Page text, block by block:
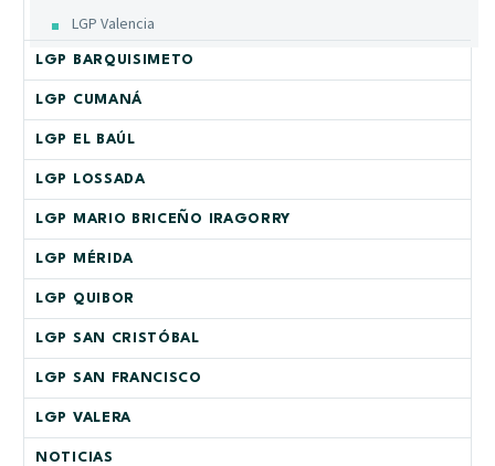
LGP Valencia
LGP BARQUISIMETO
LGP CUMANÁ
LGP EL BAÚL
LGP LOSSADA
LGP MARIO BRICEÑO IRAGORRY
LGP MÉRIDA
LGP QUIBOR
LGP SAN CRISTÓBAL
LGP SAN FRANCISCO
LGP VALERA
NOTICIAS